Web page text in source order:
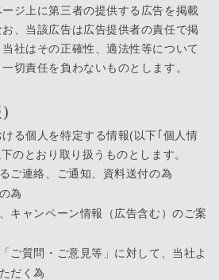
ジ上に第三者の提供する広告を掲載
、当該広告は広告提供者の責任で掲
社はその正確性、適法性等について
切責任を負わないものとします。
る個人を特定する情報(以下｢個人情
のとおり取り扱うものとします。
ご連絡、ご通知、資料送付の為
為
キャンペーン情報（広告含む）のご案
ご質問・ご意見等」に対して、当社よ
だく為